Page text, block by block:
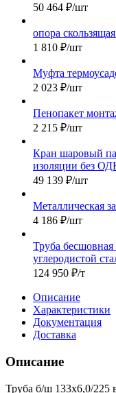
50 464 ₽/шт
опора
1 810 ₽/шт
Муфта
2 023 ₽/шт
Пенопакет
2 215 ₽/шт
Кран шаровый
изоляции без
49 139 ₽/шт
Металлическая
4 186 ₽/шт
Труба
углеродистой
124 950 ₽/т
Описание
Характеристики
Документация
Доставка
Описание
Труба б/ш 133х6,0/